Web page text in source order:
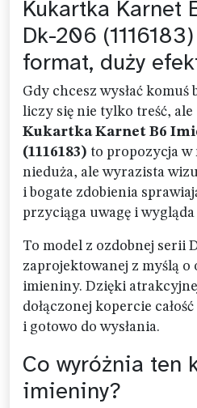
Kukartka Karnet
Dk-206 (1116183)
format, duży
Gdy chcesz wysłać komuś
liczy się nie tylko treść, ale
Kukartka Karnet B6
(1116183) to propozycja w
nieduża, ale wyrazista
i bogate zdobienia
przyciąga uwagę i wygląda
To model z ozdobnej serii
zaprojektowanej z myślą
imieniny. Dzięki
dołączonej kopercie
i gotowo do wysłania.
Co wyróżnia ten
imieniny?